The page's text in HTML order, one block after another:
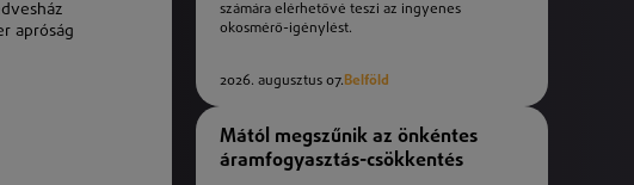
apróság
számára elérhetővé teszi az ingyenes
okosmérő-igénylést.
2026. augusztus 07.Belföld
Mától megszűnik az önkéntes
áramfogyasztás-csökkentés